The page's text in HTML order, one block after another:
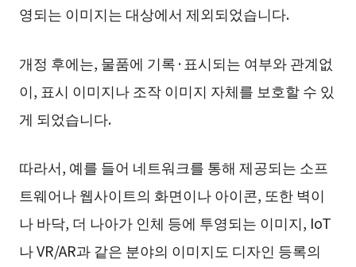
영되는 이미지는 대상에서 제외되었습니다.
개정 후에는, 물품에 기록·표시되는 여부와 관계없
이, 표시 이미지나 조작 이미지 자체를 보호할 수 있
게 되었습니다.
따라서, 예를 들어 네트워크를 통해 제공되는 소프
트웨어나 웹사이트의 화면이나 아이콘, 또한 벽이
나 바닥, 더 나아가 인체 등에 투영되는 이미지, IoT
나 VR/AR과 같은 분야의 이미지도 디자인 등록의